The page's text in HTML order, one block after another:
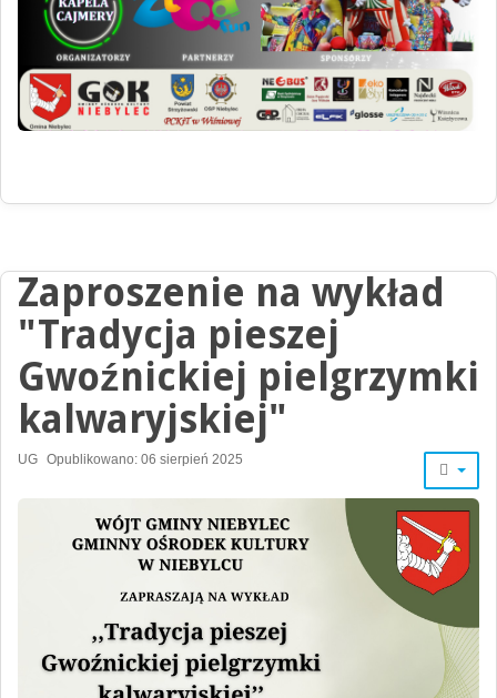
Zaproszenie na wykład
"Tradycja pieszej
Gwoźnickiej pielgrzymki
kalwaryjskiej"
UG Opublikowano: 06 sierpień 2025